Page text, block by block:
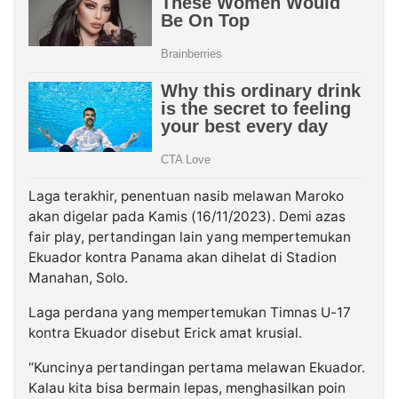
Laga terakhir, penentuan nasib melawan Maroko
akan digelar pada Kamis (16/11/2023). Demi azas
fair play, pertandingan lain yang mempertemukan
Ekuador kontra Panama akan dihelat di Stadion
Manahan, Solo.
Laga perdana yang mempertemukan Timnas U-17
kontra Ekuador disebut Erick amat krusial.
“Kuncinya pertandingan pertama melawan Ekuador.
Kalau kita bisa bermain lepas, menghasilkan poin